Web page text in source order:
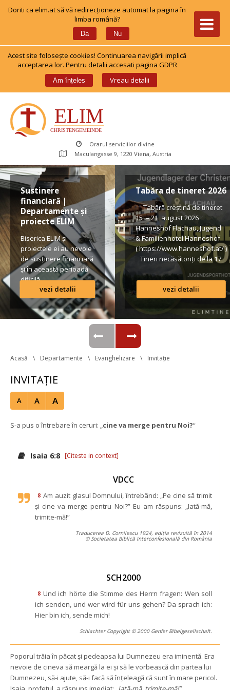
Doriti ca elim.at să vă redirecționeze automat la pagina în
limba română?
Da Nu
Acest site foloseşte cookies! Continuarea navigării implică
acceptarea lor. Pentru detalii accesati pagina GDPR
Am înțele Vreau detalii
Orarul serviciilor divine
Maculangasse 9, 1220 Viena, Austria
Sustinere
financiară |
Departamente și
proiecte ELIM
Biserica ELIM și
proiectele ei au nevoie
de susținere financiară
și în această perioadă
dificilă.
Lista conturilor bancare
vezi detalii
Tabăra de tineret 2026
Tabără creștină de tineret
15 – 21 august 2026
Hanneshof Flachau, Jugend
& Familienhotel Hanneshof
( https://www.hanneshof.at/ )
Tineri necăsătoriți de la 17
ani în sus € 420/ p.P.
(inclusiv Vollpension,
activități, transport*)
Formular de înscriere
Regulamentul taberei
*Având în vedere că o parte
din transportul […]
vezi detalii
Acasă Departamente Evanghelizare Invitație
INVITAȚIE
A A A
S-a pus o întrebare în ceruri: „cine va merge pentru Noi?“
Isaia 6:8 [Citeste in context]
VDCC
8 Am auzit glasul Domnului, întrebând: „Pe cine să trimit
şi cine va merge pentru Noi?” Eu am răspuns: „Iată-mă,
trimite-mă!”
Traducerea D. Cornilescu 1924, ediția revizuită în 2014
© Societatea Biblică Interconfesională din România
SCH2000
8 Und ich hörte die Stimme des Herrn fragen: Wen soll
ich senden, und wer wird für uns gehen? Da sprach ich:
Hier bin ich, sende mich!
Schlachter Copyright © 2000 Genfer Bibelgesellschaft.
Poporul trăia în păcat și pedeapsa lui Dumnezeu era iminentă. Era
nevoie de cineva să meargă la ei și să le vorbească din partea lui
Dumnezeu, să-i ajute, să-i facă să înțeleagă că sunt în mare pericol.